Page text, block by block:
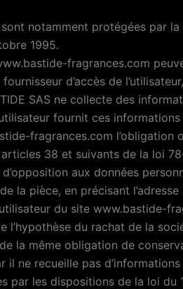
notamment protégées par
1995.
fragrances.com
d’accès de
SAS ne collecte des
fournit ces
fragrances.com
38 et suivants de la loi
aux données
la pièce, en précisant
du site www.bastide-
l’hypothèse du rachat de la
la même obligation de
il ne recueille pas
par les dispositions de la loi